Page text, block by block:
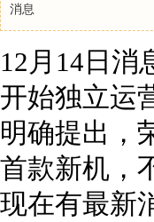
消息
12月14日消
开始独立运
明确提出，
首款新机，
现在有最新